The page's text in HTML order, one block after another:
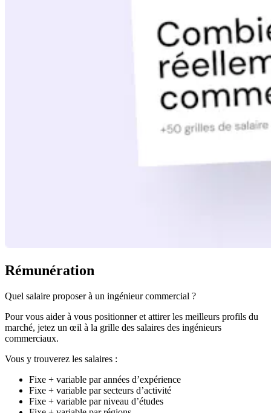
Rémunération
Quel salaire proposer à un ingénieur commercial ?
Pour vous aider à vous positionner et attirer les meilleurs profils du
marché, jetez un œil à la grille des salaires des ingénieurs
commerciaux.
Vous y trouverez les salaires :
Fixe + variable par années d’expérience
Fixe + variable par secteurs d’activité
Fixe + variable par niveau d’études